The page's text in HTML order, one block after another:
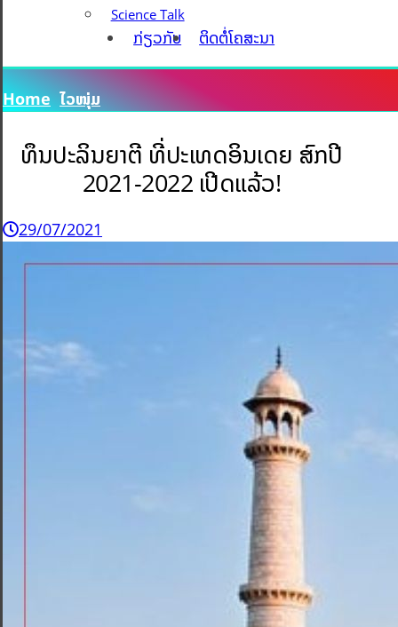
Science Talk
ກ່ຽວກັບ ຕິດຕໍ່ໂຄສະນາ
Home ໄວໜຸ່ມ
ທຶນປະລິນຍາຕີ ທີ່ປະເທດອິນເດຍ ສົກປີ
2021-2022 ເປີດແລ້ວ!
29/07/2021